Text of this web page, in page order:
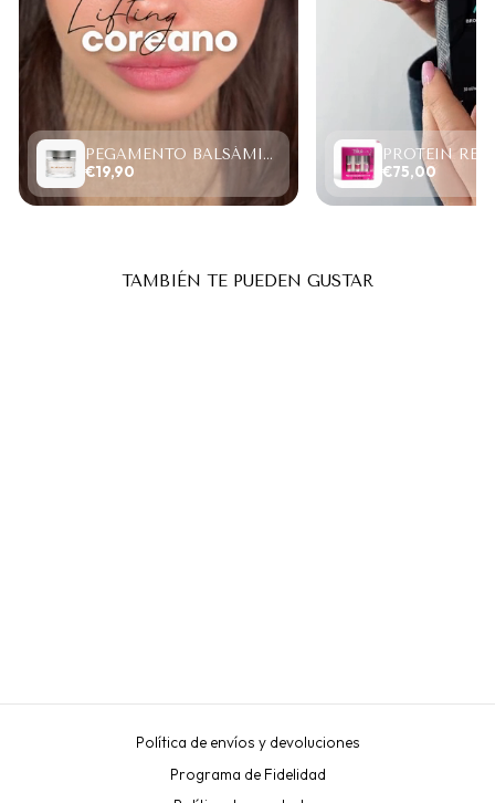
PEGAMENTO BALSÁMICO CLEAR LASH 15ML
€19,90 €75,00
TAMBIÉN TE PUEDEN GUSTAR
Política de envíos y devoluciones
Programa de Fidelidad